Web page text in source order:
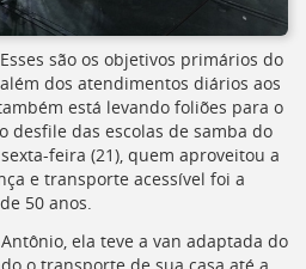
são os objetivos primários do
dos atendimentos diários aos
está levando foliões para o
desfile das escolas de samba do
feira (21), quem aproveitou a
e transporte acessível foi a
50 anos.
ela teve a van adaptada do